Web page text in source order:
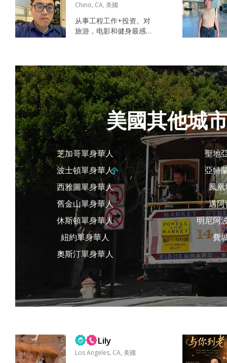
Chino, CA, 美國
从事工程工作+投资。对
旅游，电影和健身最感
美國其他城
芝加哥單身華人
波士頓單身華人
西雅圖單身華人
舊金山單身華人
休斯頓單身華人
紐約單身華人
奧斯汀單身華人
聖地
亞特
鳳
邁
明尼阿
費
Lily
Los Angeles, CA, 美國